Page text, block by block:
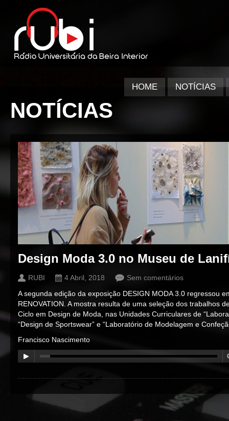
HOME NOTÍCIAS
NOTÍCIAS
Design Moda 3.0 no Museu de
RUBI 4 Abril, 2018
Sem comentários
A segunda edição da exposição DESIGN MODA 3.0 regressou
RENOVATION. A mostra resulta de uma seleção dos trabalhos
Ciclo em Design de Moda, nas Unidades Curriculares de
“Design de Sportswear” e “Laboratório de Modelagem e
Francisco Nascimento
00:00 / 00:00